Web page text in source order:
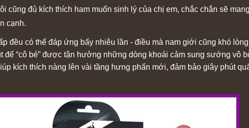
cũng đủ kích thích ham muốn sinh lý của chị em, chắc chắn sẽ
cạnh.
đều có thể đáp ứng bấy nhiêu lần - điều mà nam giới cũng khó
“cô bé” được tận hưởng những dòng khoái cảm sung sướng vô
kích thích nàng lên vài tầng hưng phấn mới, đảm bảo giây phút